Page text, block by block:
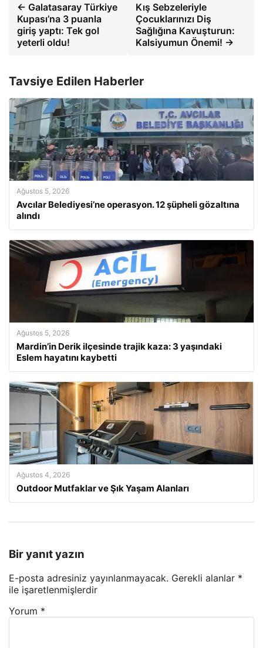
← Galatasaray Türkiye
Kupası’na 3 puanla
giriş yaptı: Tek gol
yeterli oldu!
Kış Sebzeleriyle
Çocuklarınızı Diş
Sağlığına Kavuşturun:
Kalsiyumun Önemi! →
Tavsiye Edilen Haberler
Ağustos 5, 2026
Avcılar Belediyesi’ne operasyon. 12 şüpheli gözaltına
alındı
Ağustos 5, 2026
Mardin’in Derik ilçesinde trajik kaza: 3 yaşındaki
Eslem hayatını kaybetti
Ağustos 4, 2026
Outdoor Mutfaklar ve Şık Yaşam Alanları
Bir yanıt yazın
E-posta adresiniz yayınlanmayacak. Gerekli alanlar *
ile işaretlenmişlerdir
Yorum *